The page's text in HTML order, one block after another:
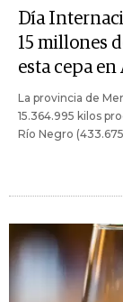
Día
15 millones
esta cepa
La provincia de
15.364.995 kilos
Río Negro